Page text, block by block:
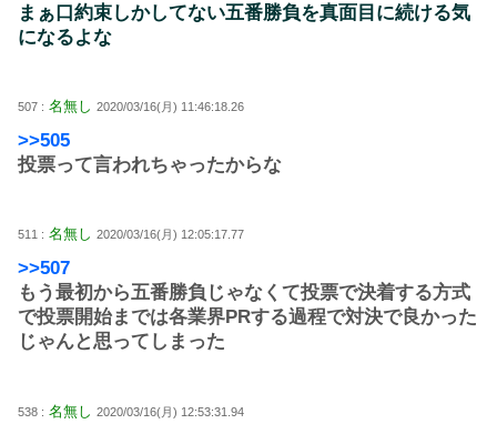
まぁ口約束しかしてない五番勝負を真面目に続ける気
になるよな
507 : 名無し 2020/03/16(月) 11:46:18.26
>>505
投票って言われちゃったからな
511 : 名無し 2020/03/16(月) 12:05:17.77
>>507
もう最初から五番勝負じゃなくて投票で決着する方式
で投票開始までは各業界PRする過程で対決で良かった
じゃんと思ってしまった
538 : 名無し 2020/03/16(月) 12:53:31.94